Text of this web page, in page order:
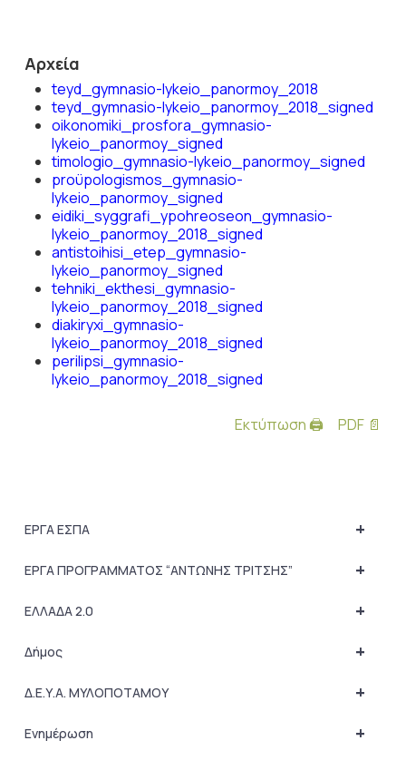
Αρχεία
teyd_gymnasio-lykeio_panormoy_2018
teyd_gymnasio-lykeio_panormoy_2018_signed
oikonomiki_prosfora_gymnasio-
lykeio_panormoy_signed
timologio_gymnasio-lykeio_panormoy_signed
proϋpologismos_gymnasio-
lykeio_panormoy_signed
eidiki_syggrafi_ypohreoseon_gymnasio-
lykeio_panormoy_2018_signed
antistoihisi_etep_gymnasio-
lykeio_panormoy_signed
tehniki_ekthesi_gymnasio-
lykeio_panormoy_2018_signed
diakiryxi_gymnasio-
lykeio_panormoy_2018_signed
perilipsi_gymnasio-
lykeio_panormoy_2018_signed
Εκτύπωση 🖨 PDF 📄
+
ΕΡΓΑ ΕΣΠΑ
+
ΕΡΓΑ ΠΡΟΓΡΑΜΜΑΤΟΣ “ΑΝΤΩΝΗΣ ΤΡΙΤΣΗΣ”
+
ΕΛΛΑΔΑ 2.0
+
Δήμος
+
Δ.Ε.Υ.Α. ΜΥΛΟΠΟΤΑΜΟΥ
+
Ενημέρωση